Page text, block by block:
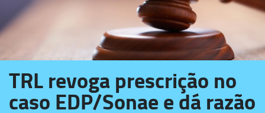
TRL revoga prescrição no
caso EDP/Sonae e dá razão